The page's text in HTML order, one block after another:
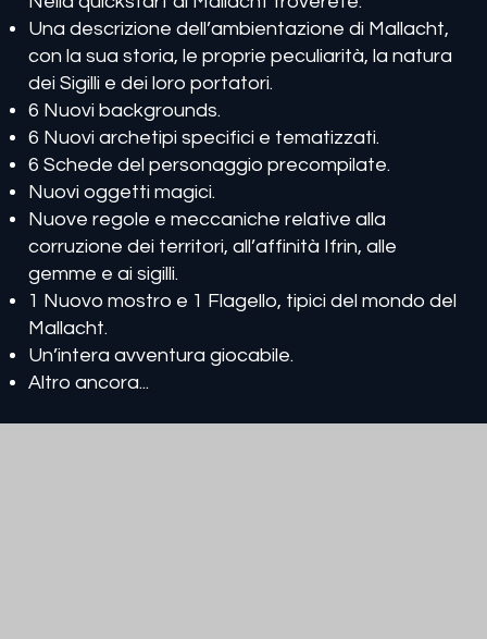
Una descrizione dell’ambientazione di Mallacht,
con la sua storia, le proprie peculiarità, la natura
dei Sigilli e dei loro portatori.
6 Nuovi backgrounds.
6 Nuovi archetipi specifici e tematizzati.
6 Schede del personaggio precompilate.
Nuovi oggetti magici.
Nuove regole e meccaniche relative alla
corruzione dei territori, all’affinità Ifrin, alle
gemme e ai sigilli.
1 Nuovo mostro e 1 Flagello, tipici del mondo del
Mallacht.
Un’intera avventura giocabile.
Altro ancora...